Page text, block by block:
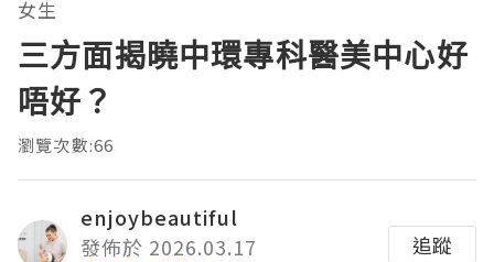
女生
三方面揭曉中環專科醫美中心好
唔好？
瀏覽次數:66
enjoybeautiful
發佈於 2026.03.17
追蹤